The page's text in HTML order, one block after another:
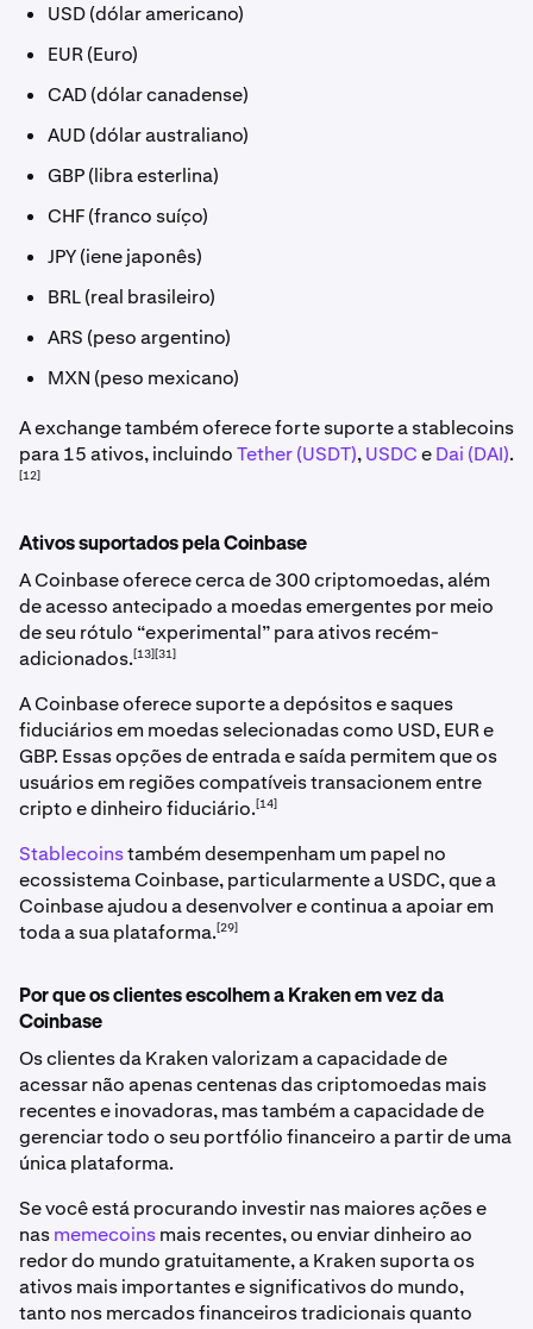
USD (dólar americano)
EUR (Euro)
CAD (dólar canadense)
AUD (dólar australiano)
GBP (libra esterlina)
CHF (franco suíço)
JPY (iene japonês)
BRL (real brasileiro)
ARS (peso argentino)
MXN (peso mexicano)
A exchange também oferece forte suporte a stablecoins
para 15 ativos, incluindoTether (USDT),USDCeDai (DAI).
[12]
Ativos suportados pela Coinbase
A Coinbase oferece cerca de 300 criptomoedas, além
de acesso antecipado a moedas emergentes por meio
de seu rótulo “experimental” para ativos recém-
adicionados.[13][31]
A Coinbase oferece suporte a depósitos e saques
fiduciários em moedas selecionadas como USD, EUR e
GBP. Essas opções de entrada e saída permitem que os
usuários em regiões compatíveis transacionem entre
cripto e dinheiro fiduciário.[14]
Stablecoinstambém desempenham um papel no
ecossistema Coinbase, particularmente a USDC, que a
Coinbase ajudou a desenvolver e continua a apoiar em
toda a sua plataforma.[29]
Por que os clientes escolhem a Kraken em vez da
Coinbase
Os clientes da Kraken valorizam a capacidade de
acessar não apenas centenas das criptomoedas mais
recentes e inovadoras, mas também a capacidade de
gerenciar todo o seu portfólio financeiro a partir de uma
única plataforma.
Se você está procurando investir nas maiores ações e
nasmemecoinsmais recentes, ou enviar dinheiro ao
redor do mundo gratuitamente, a Kraken suporta os
ativos mais importantes e significativos do mundo,
tanto nos mercados financeiros tradicionais quanto